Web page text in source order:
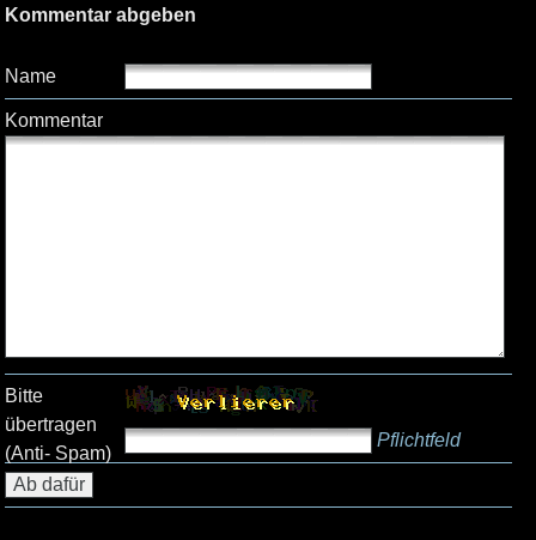
Kommentar abgeben
Name
Kommentar
Bitte
übertragen
(Anti- Spam)
Pflichtfeld